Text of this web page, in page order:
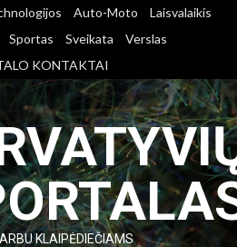
Auto-Moto
Laisvalaikis
Sportas Sveikata
Verslas
KONTAKTAI
KLAIPĖDIEČIAMS